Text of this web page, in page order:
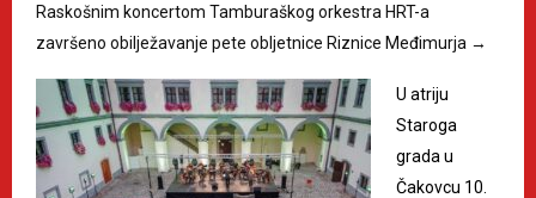
Raskošnim koncertom Tamburaškog orkestra HRT-a
završeno obilježavanje pete obljetnice Riznice Međimurja →
U atriju
Staroga
grada u
Čakovcu 10.